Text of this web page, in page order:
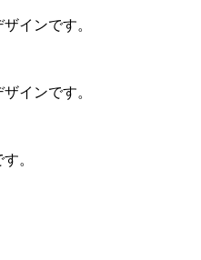
インです。
インです。
。